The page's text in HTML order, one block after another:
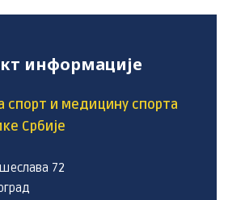
информације
спорт и медицину спорта
Србије
72